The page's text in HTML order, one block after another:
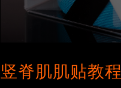
竖脊肌肌贴教程